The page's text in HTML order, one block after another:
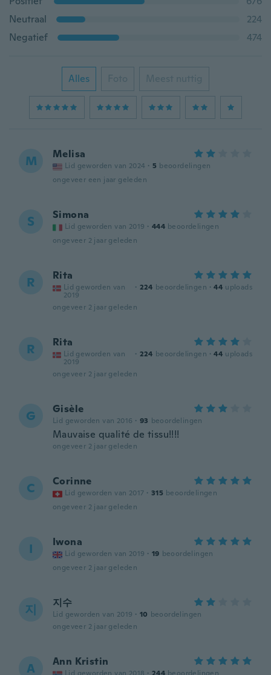
Neutraal
224
Negatief
474
Alles Foto Meest nuttig
M Melisa
Lid geworden van 2024 · 5 beoordelingen
ongeveer een jaar geleden
S Simona
Lid geworden van 2019 · 444 beoordelingen
ongeveer 2 jaar geleden
R Rita
Lid geworden van
2019
· 224 beoordelingen · 44 uploads
ongeveer 2 jaar geleden
R Rita
Lid geworden van
2019
· 224 beoordelingen · 44 uploads
ongeveer 2 jaar geleden
G Gisèle
Lid geworden van 2016 · 93 beoordelingen
Mauvaise qualité de tissu!!!!
ongeveer 2 jaar geleden
C Corinne
Lid geworden van 2017 · 315 beoordelingen
ongeveer 2 jaar geleden
I Iwona
Lid geworden van 2019 · 19 beoordelingen
ongeveer 2 jaar geleden
지 지수
Lid geworden van 2019 · 10 beoordelingen
ongeveer 2 jaar geleden
A Ann Kristin